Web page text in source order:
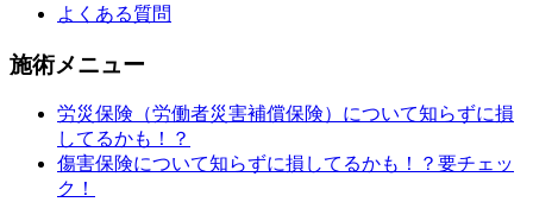
よくある質問
施術メニュー
労災保険（労働者災害補償保険）について知らずに損
してるかも！？
傷害保険について知らずに損してるかも！？要チェッ
ク！